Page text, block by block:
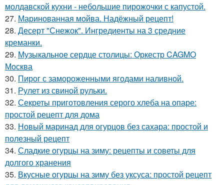
молдавской кухни - небольшие пирожочки с капустой.
27. Маринованная мойва. Надёжный рецепт!
28. Десерт "Снежок". Ингредиенты на 3 средние
креманки.
29. Музыкальное сердце столицы: Оркестр CAGMO
Москва
30. Пирог с замороженными ягодами наливной.
31. Рулет из свиной рульки.
32. Секреты приготовления серого хлеба на опаре:
простой рецепт для дома
33. Новый маринад для огурцов без сахара: простой и
полезный рецепт
34. Сладкие огурцы на зиму: рецепты и советы для
долгого хранения
35. Вкусные огурцы на зиму без уксуса: простой рецепт